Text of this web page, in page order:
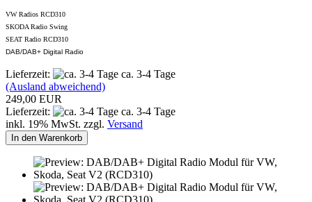
VW Radios RCD310
SKODA Radio Swing
SEAT Radio RCD310
DAB/DAB+ Digital Radio
Lieferzeit:
ca. 3-4 Tage
(Ausland abweichend)
249,00 EUR
Lieferzeit:
ca. 3-4 Tage
inkl. 19% MwSt. zzgl. Versand
In den Warenkorb